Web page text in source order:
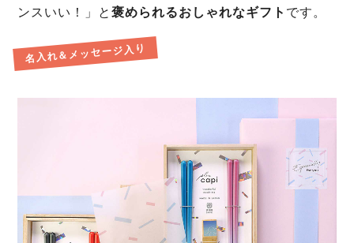
ンスいい！」と褒められるおしゃれなギフト です。
名入れ＆メッセージ入り